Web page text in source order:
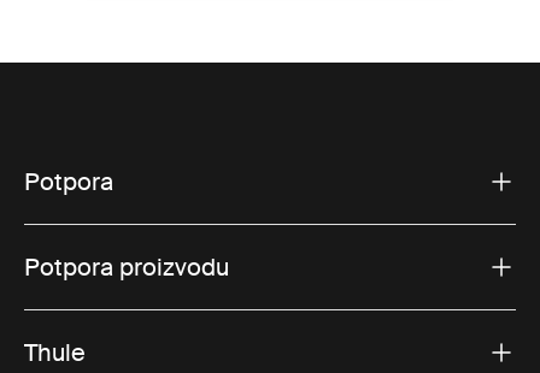
Potpora
Potpora proizvodu
Thule